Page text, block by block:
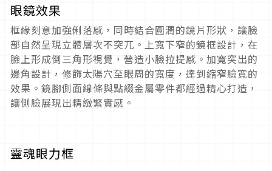
眼鏡效果
框緣刻意加強俐落感，同時結合圓潤的鏡片形狀，讓臉
部自然呈現立體層次不突兀。上寬下窄的鏡框設計，在
臉上形成倒三角形視覺，營造小臉拉提感。加寬突出的
邊角設計，修飾太陽穴至眼周的寬度，達到縮窄臉寬的
效果。鏡腳側面線條與點綴金屬零件都經過精心打造，
讓側臉展現出精緻緊實感。
靈魂眼力框